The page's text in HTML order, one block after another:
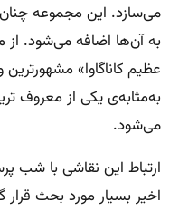
به‌مثابه‌ی یکی از معروف
می‌شود.
ارتباط این نقاشی با شب
اخیر بسیار مورد بحث